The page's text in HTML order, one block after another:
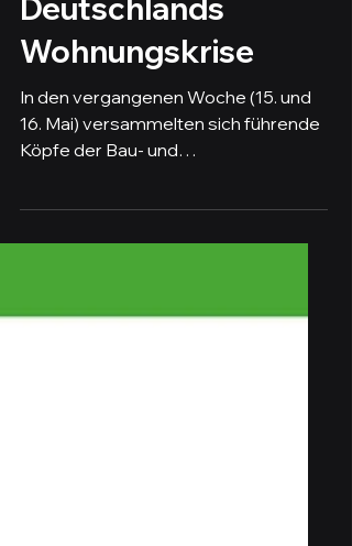
Sekunden - Neues
Bauen: Lösungen für
Deutschlands
Wohnungskrise
Köpfe der Bau- und